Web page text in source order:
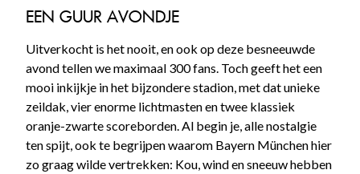
EEN GUUR AVONDJE
Uitverkocht is het nooit, en ook op deze besneeuwde
avond tellen we maximaal 300 fans. Toch geeft het een
mooi inkijkje in het bijzondere stadion, met dat unieke
zeildak, vier enorme lichtmasten en twee klassiek
oranje-zwarte scoreborden. Al begin je, alle nostalgie
ten spijt, ook te begrijpen waarom Bayern München hier
zo graag wilde vertrekken: Kou, wind en sneeuw hebben